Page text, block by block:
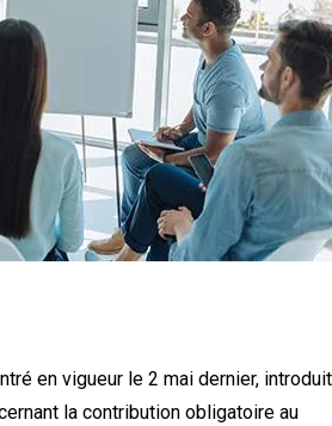
en vigueur le 2 mai dernier, introduit
la contribution obligatoire au